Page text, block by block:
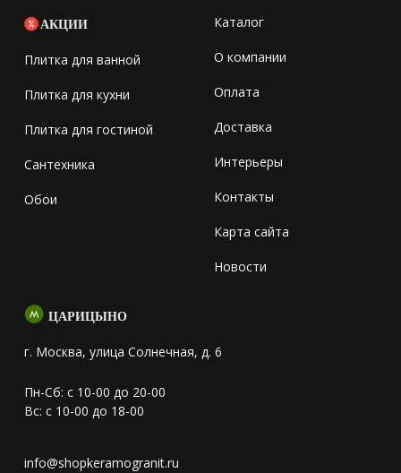
АКЦИИ
Плитка для ванной
Плитка для кухни
Плитка для гостиной
Сантехника
Обои
Каталог
О компании
Оплата
Доставка
Интерьеры
Контакты
Карта сайта
Новости
ЦАРИЦЫНО
г. Москва, улица Солнечная, д. 6
Пн-Сб: с 10-00 до 20-00
Вс: с 10-00 до 18-00
info@shopkeramogranit.ru